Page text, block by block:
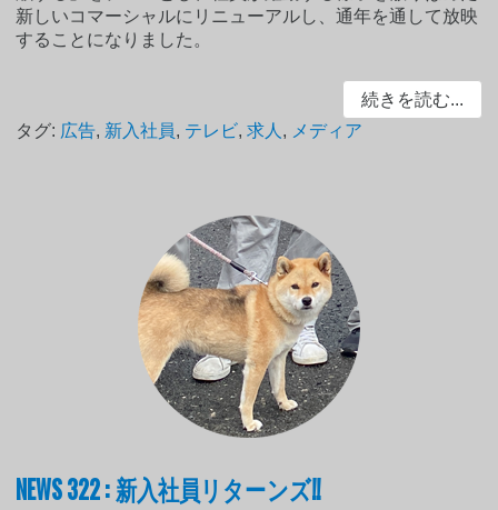
新しいコマーシャルにリニューアルし、通年を通して放映
することになりました。
続きを読む...
タグ: 広告, 新入社員, テレビ,求人 , メディア
NEWS 322 : 新入社員リターンズ!!